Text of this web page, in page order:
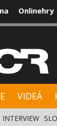
Onlinehry
VIDEÁ
INTERVIEW